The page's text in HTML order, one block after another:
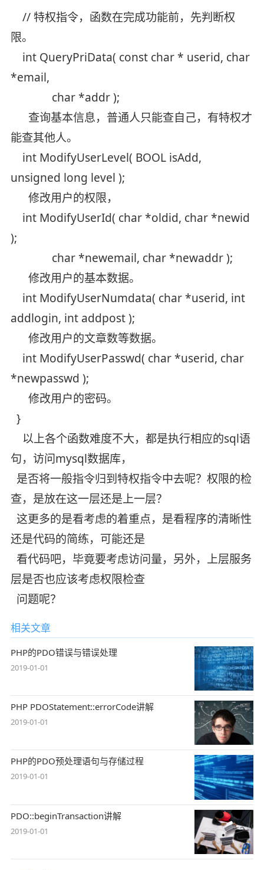
// 特权指令，函数在完成功能前，先判断权
限。
int QueryPriData( const char * userid, char
*email,
char *addr );
查询基本信息，普通人只能查自己，有特权才
能查其他人。
int ModifyUserLevel( BOOL isAdd,
unsigned long level );
修改用户的权限，
int ModifyUserId( char *oldid, char *newid
);
char *newemail, char *newaddr );
修改用户的基本数据。
int ModifyUserNumdata( char *userid, int
addlogin, int addpost );
修改用户的文章数等数据。
int ModifyUserPasswd( char *userid, char
*newpasswd );
修改用户的密码。
}
以上各个函数难度不大，都是执行相应的sql语
句，访问mysql数据库，
是否将一般指令归到特权指令中去呢？权限的检
查，是放在这一层还是上一层？
这更多的是看考虑的着重点，是看程序的清晰性
还是代码的简练，可能还是
看代码吧，毕竟要考虑访问量，另外，上层服务
层是否也应该考虑权限检查
问题呢？
相关文章
PHP的PDO错误与错误处理
2019-01-01
PHP PDOStatement::errorCode讲解
2019-01-01
PHP的PDO预处理语句与存储过程
2019-01-01
PDO::beginTransaction讲解
2019-01-01